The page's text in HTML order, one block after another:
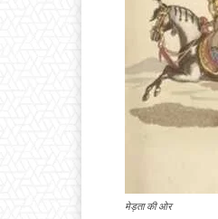
मेड़ता की ओर